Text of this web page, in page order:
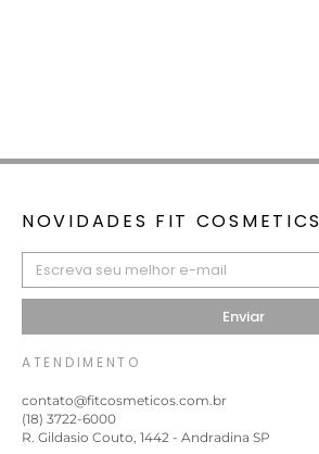
NOVIDADES FIT COSMETICS
Enviar
ATENDIMENTO
contato@fitcosmeticos.com.br
(18) 3722-6000
R. Gildasio Couto, 1442 - Andradina SP